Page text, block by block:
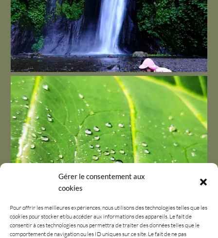
Gérer le consentement aux
cookies
Pour offrir les meilleures expériences, nous utilisons des technologies telles que les
cookies pour stocker et/ou accéder aux informations des appareils. Le fait de
consentir à ces technologies nous permettra de traiter des données telles que le
comportement de navigation ou les ID uniques sur ce site. Le fait de ne pas